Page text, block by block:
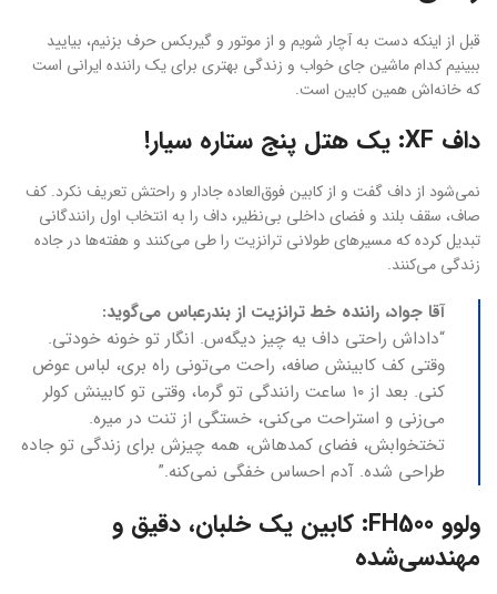
قبل از اینکه دست به آچار شویم و از موتور و گیربکس حرف بزنیم، بیایید
ببینیم کدام ماشین جای خواب و زندگی بهتری برای یک راننده ایرانی است
که خانه‌اش همین کابین است.
داف XF: یک هتل پنج ستاره سیار!
نمی‌شود از داف گفت و از کابین فوق‌العاده جادار و راحتش تعریف نکرد. کف
صاف، سقف بلند و فضای داخلی بی‌نظیر، داف را به انتخاب اول رانندگانی
تبدیل کرده که مسیرهای طولانی ترانزیت را طی می‌کنند و هفته‌ها در جاده
زندگی می‌کنند.
آقا جواد، راننده خط ترانزیت از بندرعباس می‌گوید:
“داداش راحتی داف یه چیز دیگه‌س. انگار تو خونه خودتی.
وقتی کف کابینش صافه، راحت می‌تونی راه بری، لباس عوض
کنی. بعد از ۱۰ ساعت رانندگی تو گرما، وقتی تو کابینش کولر
می‌زنی و استراحت می‌کنی، خستگی از تنت در میره.
تختخوابش، فضای کمدهاش، همه چیزش برای زندگی تو جاده
طراحی شده. آدم احساس خفگی نمی‌کنه.”
ولوو FH500: کابین یک خلبان، دقیق و
مهندسی‌شده